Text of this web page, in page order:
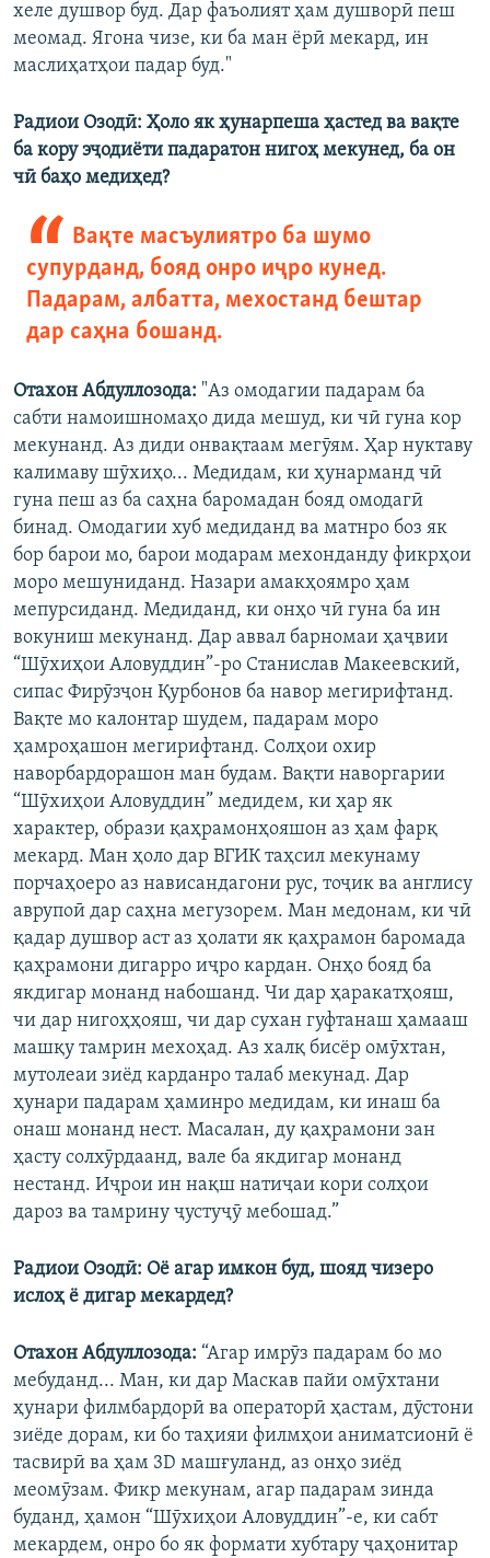
хеле душвор буд. Дар фаъолият ҳам душворӣ пеш
меомад. Ягона чизе, ки ба ман ёрӣ мекард, ин
маслиҳатҳои падар буд."
Радиои Озодӣ: Ҳоло як ҳунарпеша ҳастед ва вақте
ба кору эҷодиёти падаратон нигоҳ мекунед, ба он
чӣ баҳо медиҳед?
Вақте масъулиятро ба шумо
супурданд, бояд онро иҷро кунед.
Падарам, албатта, мехостанд бештар
дар саҳна бошанд.
Отахон Абдуллозода: "Аз омодагии падарам ба
сабти намоишномаҳо дида мешуд, ки чӣ гуна кор
мекунанд. Аз диди онвақтаам мегӯям. Ҳар нуктаву
калимаву шӯхиҳо... Медидам, ки ҳунарманд чӣ
гуна пеш аз ба саҳна баромадан бояд омодагӣ
бинад. Омодагии хуб медиданд ва матнро боз як
бор барои мо, барои модарам мехонданду фикрҳои
моро мешуниданд. Назари амакҳоямро ҳам
мепурсиданд. Медиданд, ки онҳо чӣ гуна ба ин
вокуниш мекунанд. Дар аввал барномаи ҳаҷвии
“Шӯхиҳои Аловуддин”-ро Станислав Макеевский,
сипас Фирӯзҷон Қурбонов ба навор мегирифтанд.
Вақте мо калонтар шудем, падарам моро
ҳамроҳашон мегирифтанд. Солҳои охир
наворбардорашон ман будам. Вақти наворгарии
“Шӯхиҳои Аловуддин” медидем, ки ҳар як
характер, образи қаҳрамонҳояшон аз ҳам фарқ
мекард. Ман ҳоло дар ВГИК таҳсил мекунаму
порчаҳоеро аз нависандагони рус, тоҷик ва англису
аврупоӣ дар саҳна мегузорем. Ман медонам, ки чӣ
қадар душвор аст аз ҳолати як қаҳрамон баромада
қаҳрамони дигарро иҷро кардан. Онҳо бояд ба
якдигар монанд набошанд. Чи дар ҳаракатҳояш,
чи дар нигоҳҳояш, чи дар сухан гуфтанаш ҳамааш
машқу тамрин мехоҳад. Аз халқ бисёр омӯхтан,
мутолеаи зиёд карданро талаб мекунад. Дар
ҳунари падарам ҳаминро медидам, ки инаш ба
онаш монанд нест. Масалан, ду қаҳрамони зан
ҳасту солхӯрдаанд, вале ба якдигар монанд
нестанд. Иҷрои ин нақш натиҷаи кори солҳои
дароз ва тамрину ҷустуҷӯ мебошад.”
Радиои Озодӣ: Оё агар имкон буд, шояд чизеро
ислоҳ ё дигар мекардед?
Отахон Абдуллозода: “Агар имрӯз падарам бо мо
мебуданд... Ман, ки дар Маскав пайи омӯхтани
ҳунари филмбардорӣ ва операторӣ ҳастам, дӯстони
зиёде дорам, ки бо таҳияи филмҳои аниматсионӣ ё
тасвирӣ ва ҳам 3D машғуланд, аз онҳо зиёд
меомӯзам. Фикр мекунам, агар падарам зинда
буданд, ҳамон “Шӯхиҳои Аловуддин”-е, ки сабт
мекардем, онро бо як формати хубтару ҷаҳонитар